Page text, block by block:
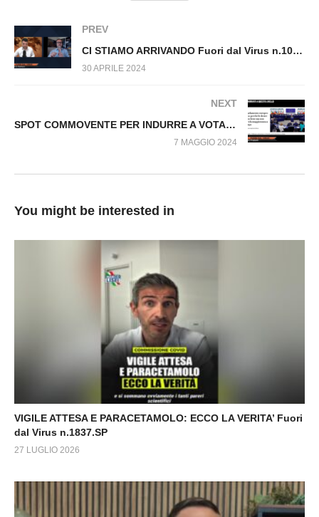
PREV
CI STIAMO ARRIVANDO Fuori dal Virus n.1060.SP
30 APRILE 2024
NEXT
SPOT COMMOVENTE PER INDURRE A VOTARE Fuori dal Virus n.1067.SP
7 MAGGIO 2024
You might be interested in
VIGILE ATTESA E PARACETAMOLO: ECCO LA VERITA’ Fuori
dal Virus n.1837.SP
27 LUGLIO 2026